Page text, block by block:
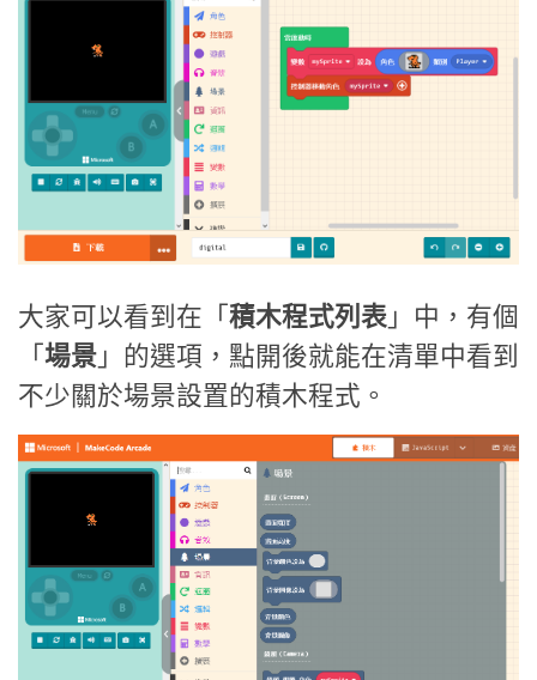
大家可以看到在「 積木程式列表 」中，有個
「 場景 」的選項，點開後就能在清單中看到
不少關於場景設置的積木程式。